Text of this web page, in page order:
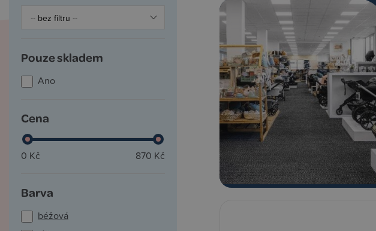
Pouze skladem
Ano
Cena
0 Kč 870 Kč
Barva
béžová